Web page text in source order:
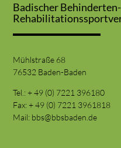
Badischer
Mühlstraße 68
76532 Baden-Baden
Tel.: + 49 (0) 7221 396180
Fax: + 49 (0) 7221 3961818
Mail: bbs@bbsbaden.de